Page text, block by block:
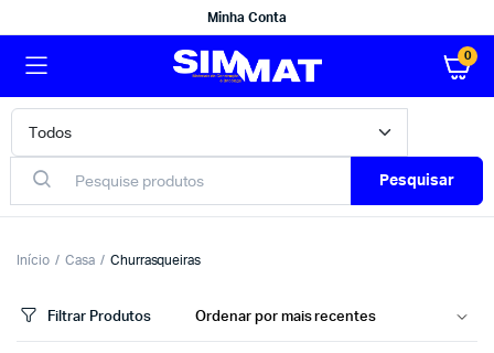
Minha Conta
0
Pesquisar
Início Casa Churrasqueiras
Filtrar Produtos